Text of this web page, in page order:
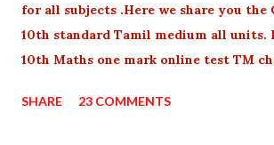
for all subjects .Here we share you
10th standard Tamil medium all units.
10th Maths one mark online test TM
SHARE 23 COMMENTS